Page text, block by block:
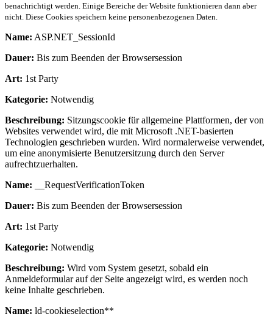
benachrichtigt werden. Einige Bereiche der Website funktionieren dann aber
nicht. Diese Cookies speichern keine personenbezogenen Daten.
Name: ASP.NET_SessionId
Dauer: Bis zum Beenden der Browsersession
Art: 1st Party
Kategorie: Notwendig
Beschreibung: Sitzungscookie für allgemeine Plattformen, der von
Websites verwendet wird, die mit Microsoft .NET-basierten
Technologien geschrieben wurden. Wird normalerweise verwendet,
um eine anonymisierte Benutzersitzung durch den Server
aufrechtzuerhalten.
Name: __RequestVerificationToken
Dauer: Bis zum Beenden der Browsersession
Art: 1st Party
Kategorie: Notwendig
Beschreibung: Wird vom System gesetzt, sobald ein
Anmeldeformular auf der Seite angezeigt wird, es werden noch
keine Inhalte geschrieben.
Name: ld-cookieselection**